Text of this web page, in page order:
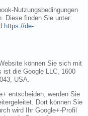
Nutzungsbedingungen
Diese finden Sie unter:
https://de-
können Sie sich mit
ist die Google LLC, 1600
USA.
entscheiden, werden Sie
Dort können Sie
wird Ihr Google+-Profil